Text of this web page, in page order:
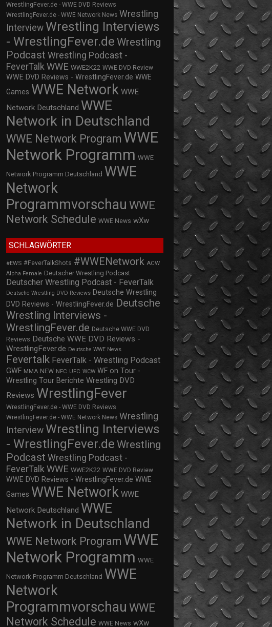
WrestlingFever.de - WWE DVD Reviews
WrestlingFever.de - WWE Network News Wrestling
Interview Wrestling Interviews
- WrestlingFever.de Wrestling
Podcast Wrestling Podcast -
FeverTalk WWE WWE2K22 WWE DVD Review
WWE DVD Reviews - WrestlingFever.de WWE
Games WWE Network WWE
Network Deutschland WWE
Network in Deutschland
WWE Network Program WWE
Network Programm WWE
Network Programm Deutschland WWE
Network
Programmvorschau WWE
Network Schedule WWE News wXw
SCHLAGWÖRTER
#EWS #FeverTalkShots #WWENetwork ACW
Alpha Female Deutscher Wrestling Podcast
Deutscher Wrestling Podcast - FeverTalk
Deutsche Wrestling DVD Reviews Deutsche Wrestling
DVD Reviews - WrestlingFever.de Deutsche
Wrestling Interviews -
WrestlingFever.de Deutsche WWE DVD
Reviews Deutsche WWE DVD Reviews -
WrestlingFever.de Deutsche WWE News
Fevertalk FeverTalk - Wrestling Podcast
GWF MMA NEW NFC UFC WCW WF on Tour -
Wrestling Tour Berichte Wrestling DVD
Reviews WrestlingFever
WrestlingFever.de - WWE DVD Reviews
WrestlingFever.de - WWE Network News Wrestling
Interview Wrestling Interviews
- WrestlingFever.de Wrestling
Podcast Wrestling Podcast -
FeverTalk WWE WWE2K22 WWE DVD Review
WWE DVD Reviews - WrestlingFever.de WWE
Games WWE Network WWE
Network Deutschland WWE
Network in Deutschland
WWE Network Program WWE
Network Programm WWE
Network Programm Deutschland WWE
Network
Programmvorschau WWE
Network Schedule WWE News wXw